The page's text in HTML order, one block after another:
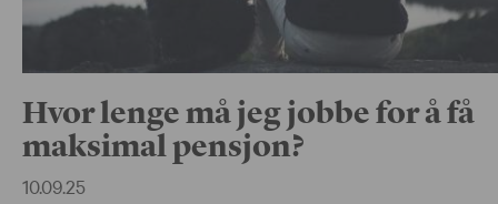
Hvor lenge må jeg jobbe for å få
maksimal pensjon?
10.09.25